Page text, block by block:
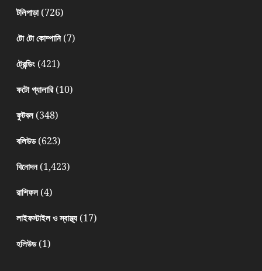
টলিপাড়া(726)
টো টো কোম্পানি(7)
ট্রেন্ডিং(421)
ফটো গ্যালারি(10)
ফুটবল(348)
বলিউড(623)
বিনোদন(1,423)
রাশিফল(4)
লাইফস্টাইল ও স্বাস্থ্য(17)
হলিউড(1)